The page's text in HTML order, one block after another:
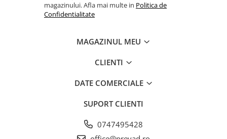
magazinului. Afla mai multe in Politica de
Confidentialitate
MAGAZINUL MEU
CLIENTI
DATE COMERCIALE
SUPORT CLIENTI
0747495428